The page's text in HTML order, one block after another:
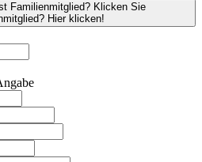
Familienmitglied? Klicken Sie
Hier klicken!